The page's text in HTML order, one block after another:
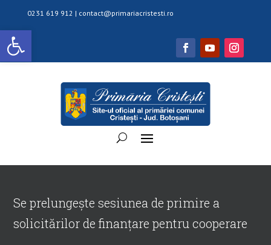
Deschide bara de unelte
0231 619 912 | contact@primariacristesti.ro
Se prelungește sesiunea de primire a
solicitărilor de finanțare pentru cooperare